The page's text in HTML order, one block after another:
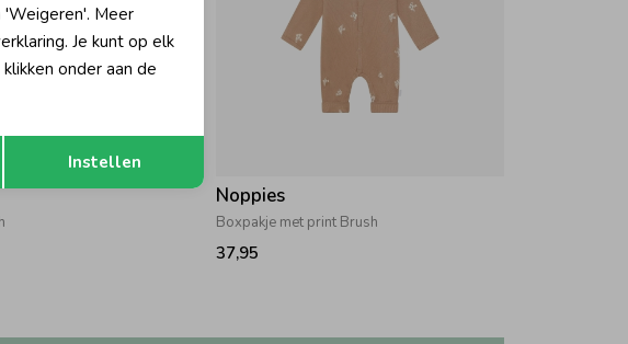
Nieuw
Noppies
Boxpakje met print Brush
37,95
Opslaan
'Weigeren'. Meer
Je kunt op elk
onder aan de
Instellen